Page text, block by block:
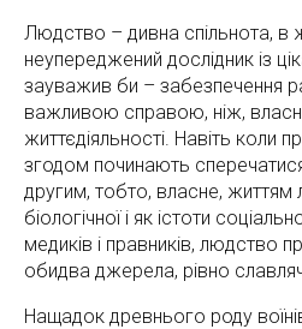
Людство – дивна спільнота, в
неупереджений дослідник із
зауважив би – забезпечення
важливою справою, ніж,
життєдіяльності. Навіть коли
згодом починають
другим, тобто, власне, життям
біологічної і як істоти
медиків і правників, людство
обидва джерела, рівно
Нащадок древнього роду воїнів